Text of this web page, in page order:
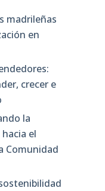
madrileñas
en
crecer e
la
el
Comunidad